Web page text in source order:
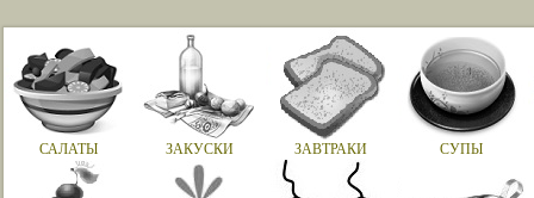
САЛАТЫ ЗАКУСКИ ЗАВТРАКИ СУПЫ